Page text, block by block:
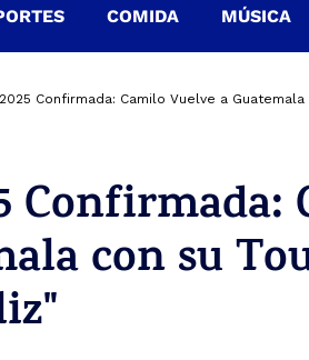
COMIDA MÚSICA
Confirmada: Camilo Vuelve a
Confirmada:
con su